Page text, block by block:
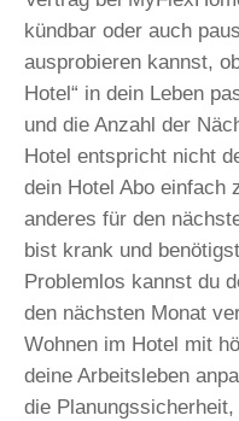
kündbar oder auch
ausprobieren kannst,
Hotel“ in dein Leben
und die Anzahl der
Hotel entspricht nicht
dein Hotel Abo einfach
anderes für den
bist krank und
Problemlos kannst du
den nächsten Monat
Wohnen im Hotel mit
deine Arbeitsleben
die